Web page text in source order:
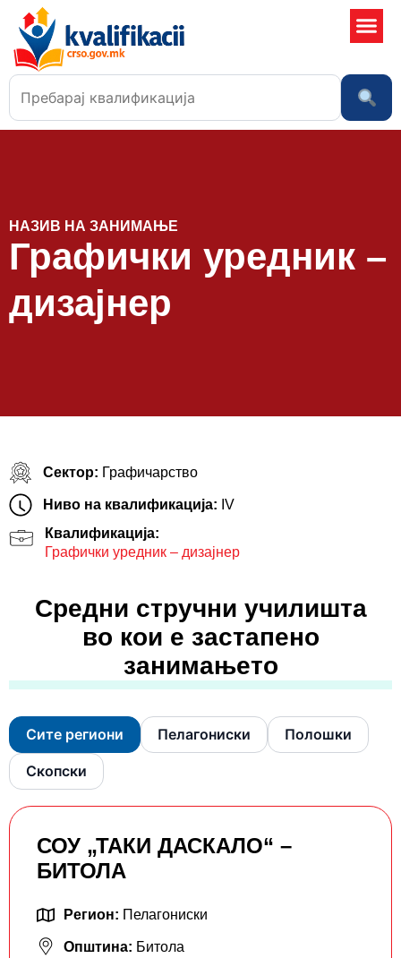
НАЗИВ НА ЗАНИМАЊЕ
Графички уредник –
дизајнер
Сектор: Графичарство
Ниво на квалификација: IV
Квалификација:
Графички уредник – дизајнер
Средни стручни училишта
во кои е застапено
занимањето
Сите региони Пелагониски Полошки
Скопски
СОУ „ТАКИ ДАСКАЛО“ –
БИТОЛА
Регион: Пелагониски
Општина: Битола